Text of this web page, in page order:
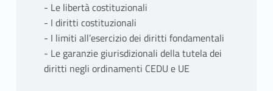
- Le libertà costituzionali
- I diritti costituzionali
- I limiti all’esercizio dei diritti fondamentali
- Le garanzie giurisdizionali della tutela dei
diritti negli ordinamenti CEDU e UE